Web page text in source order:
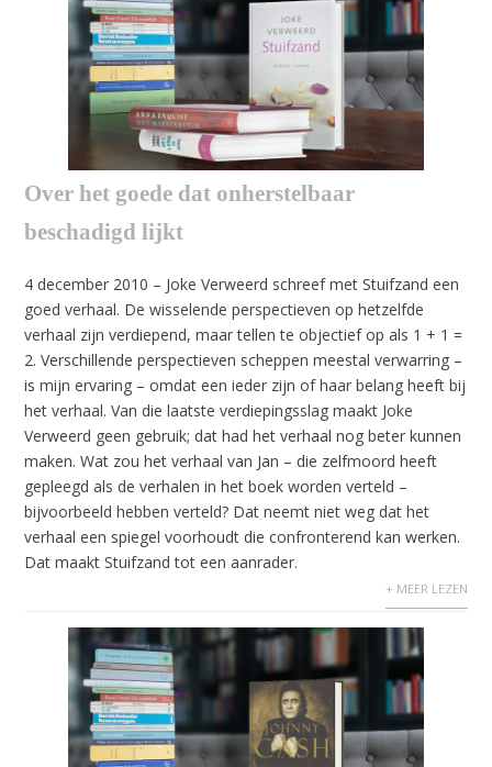
Over het goede dat onherstelbaar
beschadigd lijkt
4 december 2010 – Joke Verweerd schreef met Stuifzand een
goed verhaal. De wisselende perspectieven op hetzelfde
verhaal zijn verdiepend, maar tellen te objectief op als 1 + 1 =
2. Verschillende perspectieven scheppen meestal verwarring –
is mijn ervaring – omdat een ieder zijn of haar belang heeft bij
het verhaal. Van die laatste verdiepingsslag maakt Joke
Verweerd geen gebruik; dat had het verhaal nog beter kunnen
maken. Wat zou het verhaal van Jan – die zelfmoord heeft
gepleegd als de verhalen in het boek worden verteld –
bijvoorbeeld hebben verteld? Dat neemt niet weg dat het
verhaal een spiegel voorhoudt die confronterend kan werken.
Dat maakt Stuifzand tot een aanrader.
+ MEER LEZEN